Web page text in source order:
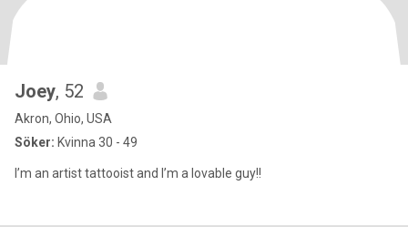
Joey, 52
Akron, Ohio, USA
Söker: Kvinna 30 - 49
I’m an artist tattooist and I’m a lovable guy!!